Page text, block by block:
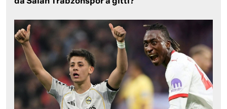
da Salah Trabzonspor’a gitti?